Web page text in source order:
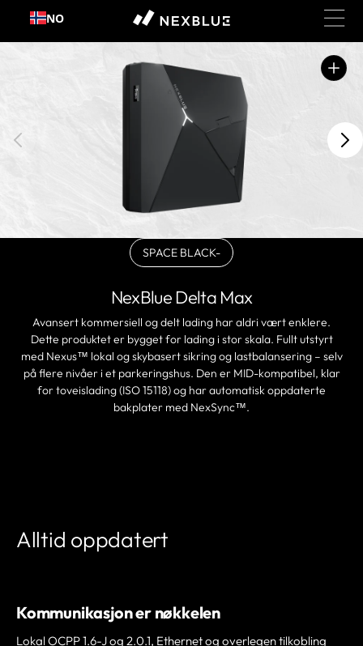
NO
SPACE BLACK-
varianten
utsolgt
eller
ikke
tilgjengelig
NexBlue Delta Max
Avansert kommersiell og delt lading har aldri vært enklere.
Dette produktet er bygget for lading i stor skala. Fullt utstyrt
med Nexus™ lokal og skybasert sikring og lastbalansering – selv
på flere nivåer i et parkeringshus. Den er MID-kompatibel, klar
for toveislading (ISO 15118) og har automatisk oppdaterte
bakplater med NexSync™.
Alltid oppdatert
Kommunikasjon er nøkkelen
Lokal OCPP 1.6-J og 2.0.1, Ethernet og overlegen tilkobling